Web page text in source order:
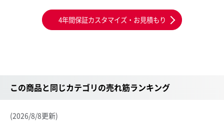
4年間保証カスタマイズ・お見積もり
この商品と同じカテゴリの売れ筋ランキング
(2026/8/8更新)